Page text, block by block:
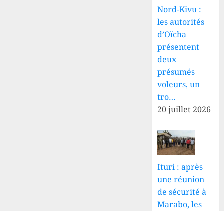
Nord-Kivu :
les autorités
d’Oïcha
présentent
deux
présumés
voleurs, un
tro…
20 juillet 2026
Ituri : après
une réunion
de sécurité à
Marabo, les